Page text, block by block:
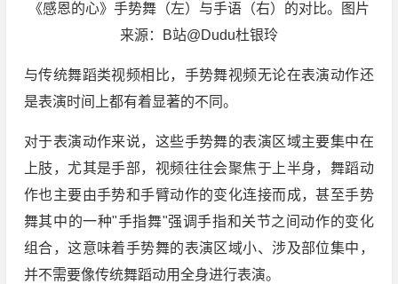
《感恩的心》手势舞（左）与手语（右）的对比。图片
来源：B站@Dudu杜银玲
与传统舞蹈类视频相比，手势舞视频无论在表演动作还
是表演时间上都有着显著的不同。
对于表演动作来说，这些手势舞的表演区域主要集中在
上肢，尤其是手部，视频往往会聚焦于上半身，舞蹈动
作也主要由手势和手臂动作的变化连接而成，甚至手势
舞其中的一种"手指舞"强调手指和关节之间动作的变化
组合，这意味着手势舞的表演区域小、涉及部位集中，
并不需要像传统舞蹈动用全身进行表演。